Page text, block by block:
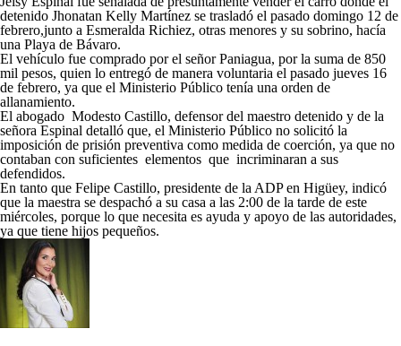
detenido Jhonatan Kelly Martínez se trasladó el pasado domingo 12 de
febrero,junto a Esmeralda Richiez, otras menores y su sobrino, hacía
una Playa de Bávaro.
El vehículo fue comprado por el señor Paniagua, por la suma de 850
mil pesos, quien lo entregó de manera voluntaria el pasado jueves 16
de febrero, ya que el Ministerio Público tenía una orden de
allanamiento.
El abogado Modesto Castillo, defensor del maestro detenido y de la
señora Espinal detalló que, el Ministerio Público no solicitó la
imposición de prisión preventiva como medida de coerción, ya que no
contaban con suficientes elementos que incriminaran a sus
defendidos.
En tanto que Felipe Castillo, presidente de la ADP en Higüey, indicó
que la maestra se despachó a su casa a las 2:00 de la tarde de este
miércoles, porque lo que necesita es ayuda y apoyo de las autoridades,
ya que tiene hijos pequeños.